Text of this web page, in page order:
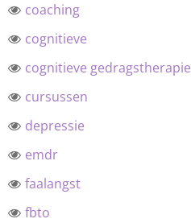
coaching
cognitieve
cognitieve gedragstherapie
cursussen
depressie
emdr
faalangst
fbto